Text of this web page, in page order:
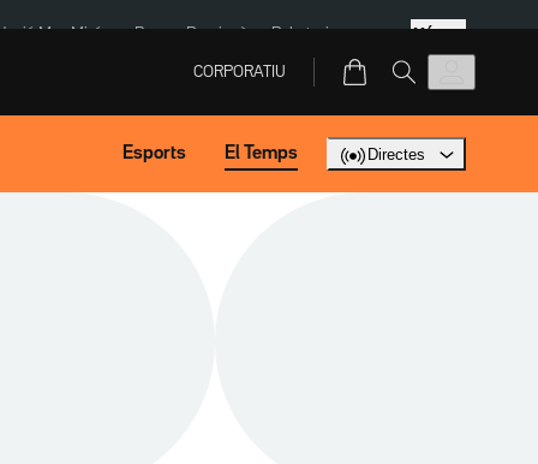
Mas Miró eBay Perpinyà Robatoris coure Més
CORPORATIU
Esports El Temps Directes